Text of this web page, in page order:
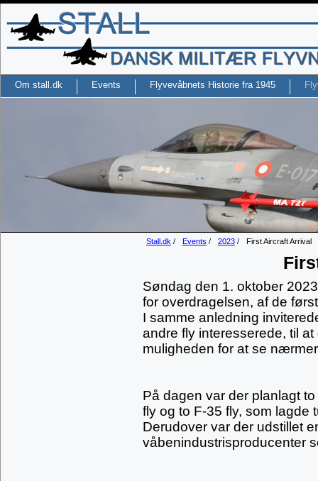
Om stall.dk Events Flyvevåbnets Historie fra 1945
Stall.dk / Events / 2023 / First Aircraft Arrival
Søndag den 1. oktober
for overdragelsen, af de
I samme anledning
andre fly interesserede, til
muligheden for at se
På dagen var der planlagt
fly og to F-35 fly, som lagde
Derudover var der udstillet
våbenindustrisproducenter